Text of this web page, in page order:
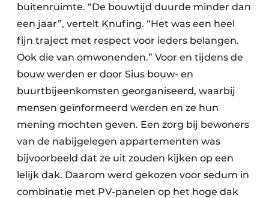
buitenruimte. “De bouwtijd duurde minder dan
een jaar”, vertelt Knufing. “Het was een heel
fijn traject met respect voor ieders belangen.
Ook die van omwonenden.” Voor en tijdens de
bouw werden er door Sius bouw- en
buurtbijeenkomsten georganiseerd, waarbij
mensen geïnformeerd werden en ze hun
mening mochten geven. Een zorg bij bewoners
van de nabijgelegen appartementen was
bijvoorbeeld dat ze uit zouden kijken op een
lelijk dak. Daarom werd gekozen voor sedum in
combinatie met PV-panelen op het hoge dak